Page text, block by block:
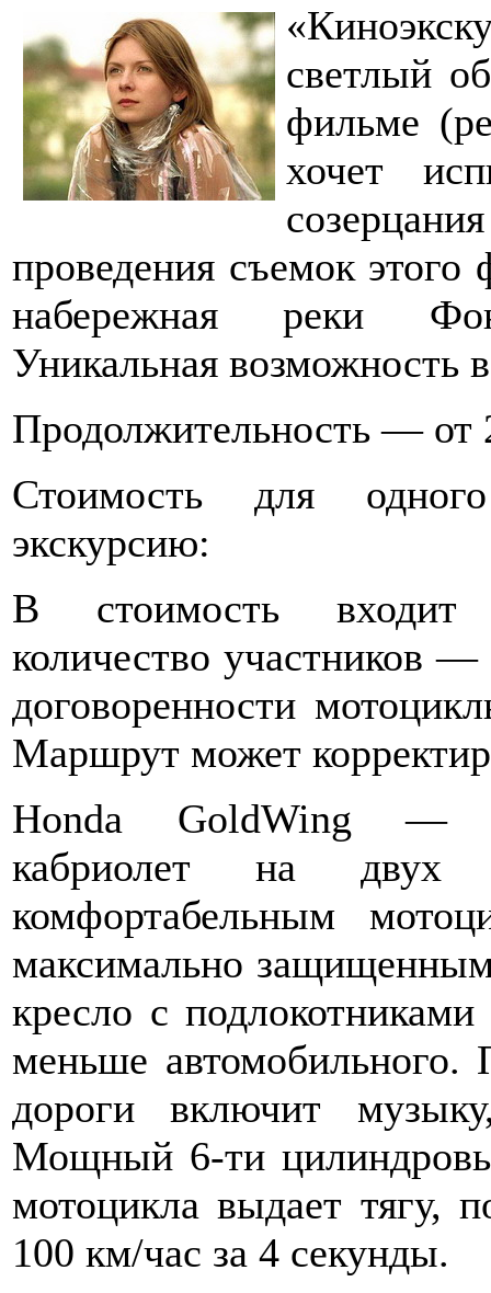
светлый
фильме
хочет
проведения съемок этого
набережная реки
Уникальная возможность
Продолжительность — от
Стоимость для
экскурсию:
В стоимость входит
количество участников
договоренности
Маршрут может
Honda GoldWing —
кабриолет на двух
комфортабельным
максимально
кресло с
меньше автомобильного.
дороги включит
Мощный 6-ти
мотоцикла выдает тягу,
100 км/час за 4 секунды.